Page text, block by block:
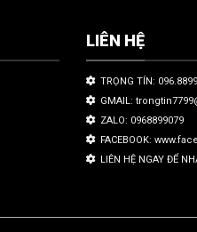
LIÊN HỆ
TRỌNG TÍN:
GMAIL:
ZALO: 0968899079
FACEBOOK:
LIÊN HỆ NGAY ĐỂ